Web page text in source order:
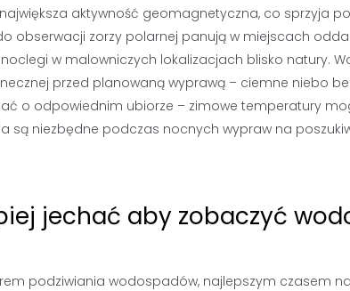
aktywność geomagnetyczna, co sprzyja
obserwacji zorzy polarnej panują w miejscach
w malowniczych lokalizacjach blisko natury.
przed planowaną wyprawą – ciemne niebo
o odpowiednim ubiorze – zimowe temperatury
są niezbędne podczas nocnych wypraw na
jechać aby zobaczyć
podziwiania wodospadów, najlepszym czasem